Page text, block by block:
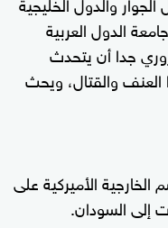
الدول العربية
جدا أن يتحدث
والقتال، ويحث
الأميركية على
إلى السودان.